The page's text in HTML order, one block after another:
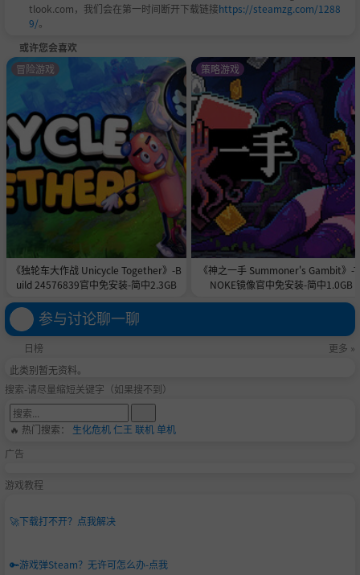
tlook.com，我们会在第一时间断开下载链接https://steamzg.com/1288
9/。
或许您会喜欢
《独轮车大作战 Unicycle Together》-B
uild 24576839官中免安装-简中2.3GB
冒险游戏
《神之一手 Summoner's Gambit》-
NOKE镜像官中免安装-简中1.0GB
策略游戏
参与讨论聊一聊
日榜
更多 »
此类别暂无资料。
搜索-请尽量缩短关键字（如果搜不到）
🔥 热门搜索： 生化危机仁王联机单机
广告
游戏教程
🚀下载打不开？点我解决
🔑游戏弹Steam？无许可怎么办-点我